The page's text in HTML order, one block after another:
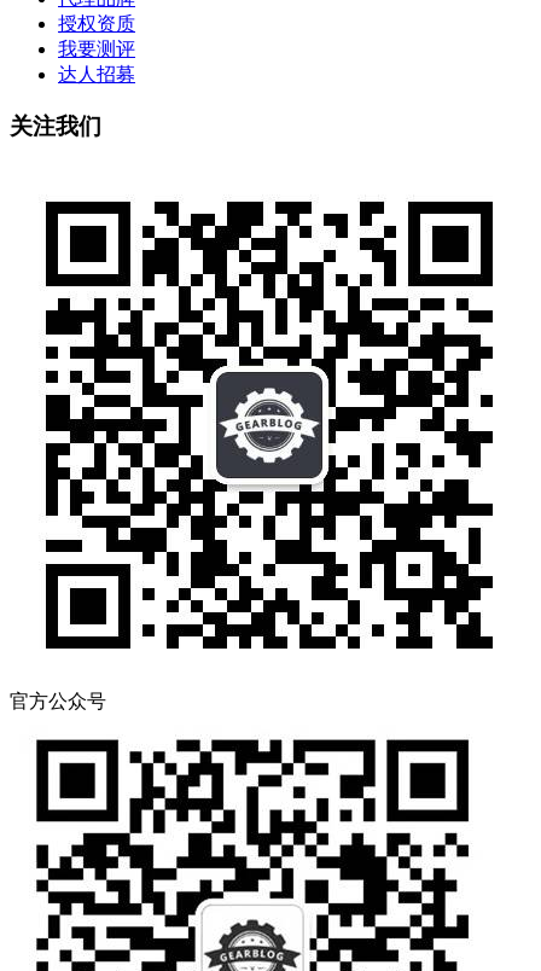
授权资质
我要测评
达人招募
关注我们
官方公众号